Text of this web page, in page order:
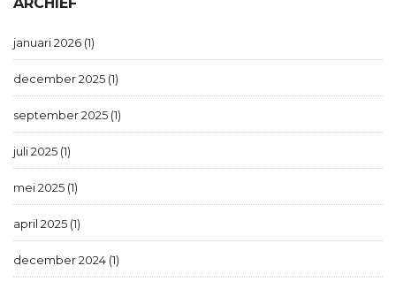
ARCHIEF
januari 2026 (1)
december 2025 (1)
september 2025 (1)
juli 2025 (1)
mei 2025 (1)
april 2025 (1)
december 2024 (1)